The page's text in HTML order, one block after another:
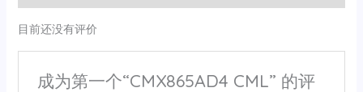
目前还没有评价
成为第一个“CMX865AD4 CML” 的评